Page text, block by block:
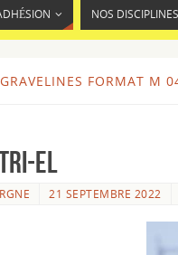
NOS DISCIPLINES
FORMAT M
EL
21 SEPTEMBRE 2022